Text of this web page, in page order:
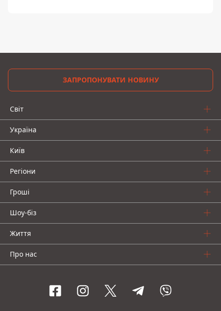
ЗАПРОПОНУВАТИ НОВИНУ
Світ
Україна
Київ
Регіони
Гроші
Шоу-біз
Життя
Про нас